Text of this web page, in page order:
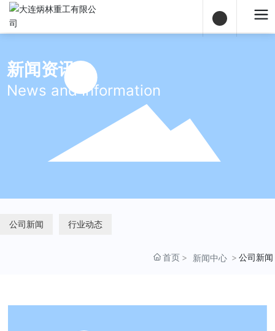
新闻资讯
News and Information
公司新闻 行业动态
首页 新闻中心 公司新闻